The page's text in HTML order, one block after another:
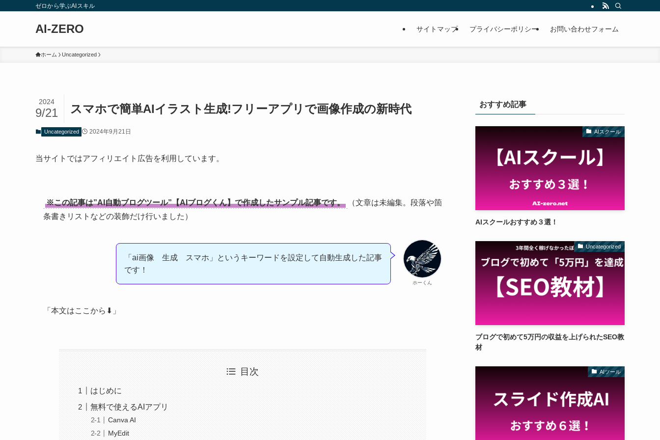
ゼロから学ぶAIスキル
AI-ZERO サイトマップ プライバシーポリシー お問い合わせフォーム
ホーム Uncategorized
スマホで簡単AIイラスト生成!フリーアプリで画像作成の新時代
2024
9/21
Uncategorized 2024年9月21日
当サイトではアフィリエイト広告を利用しています。
※この記事は”AI自動ブログツール”【AIブログくん】で作成したサンプル記事です。
（文章は未編集。段落や箇
条書きリストなどの装飾だけ行いました）
ホーくん
「ai画像 生成 スマホ」というキーワードを設定して自動生成した記事
です！
「本文はここから⬇︎」
目次
はじめに
無料で使えるAIアプリ
Canva AI
MyEdit
おすすめ記事
AIスクール
AIスクールおすすめ３選！
Uncategorized
ブログで初めて5万円の収益を上げられたSEO教
材
AIツール